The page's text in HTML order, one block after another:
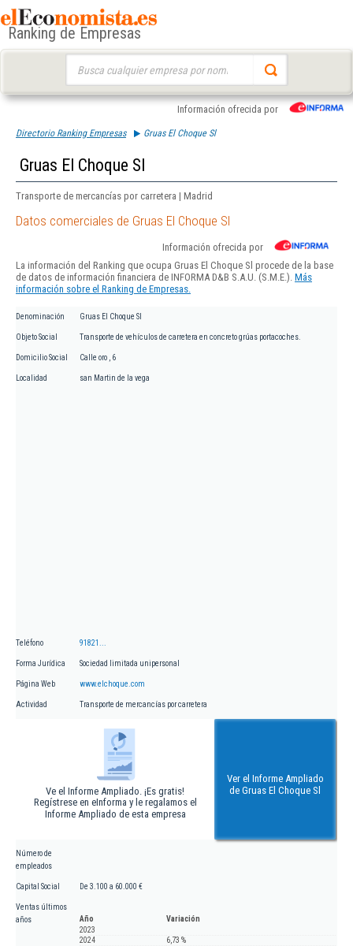
Ranking de Empresas
Información ofrecida por
Directorio Ranking Empresas Gruas El Choque Sl
Gruas El Choque Sl
Transporte de mercancías por carretera | Madrid
Datos comerciales de Gruas El Choque Sl
Información ofrecida por
La información del Ranking que ocupa Gruas El Choque Sl procede de la base
de datos de información financiera de INFORMA D&B S.A.U. (S.M.E.). Más
información sobre el Ranking de Empresas.
Denominación Gruas El Choque Sl
Objeto Social Transporte de vehículos de carretera en concreto grúas portacoches.
Domicilio Social Calle oro , 6
Localidad san Martin de la vega
Teléfono 91821...
Forma Jurídica Sociedad limitada unipersonal
Página Web www.elchoque.com
Actividad Transporte de mercancías por carretera
Ve el Informe Ampliado. ¡Es gratis!
Regístrese en eInforma y le regalamos el
Informe Ampliado de esta empresa
Ver el Informe Ampliado
de Gruas El Choque Sl
Número de
empleados
Capital Social De 3.100 a 60.000 €
Ventas últimos
años
Año
Variación
2023
2024
6,73 %